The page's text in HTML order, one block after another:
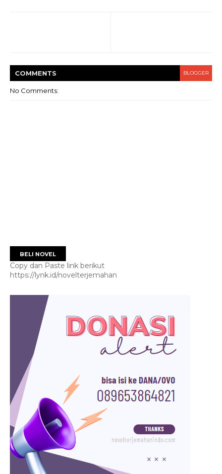
COMMENTS BLOGGER
No Comments:
BELI NOVEL
Copy dan Paste link berikut
https://lynk.id/novelterjemahan